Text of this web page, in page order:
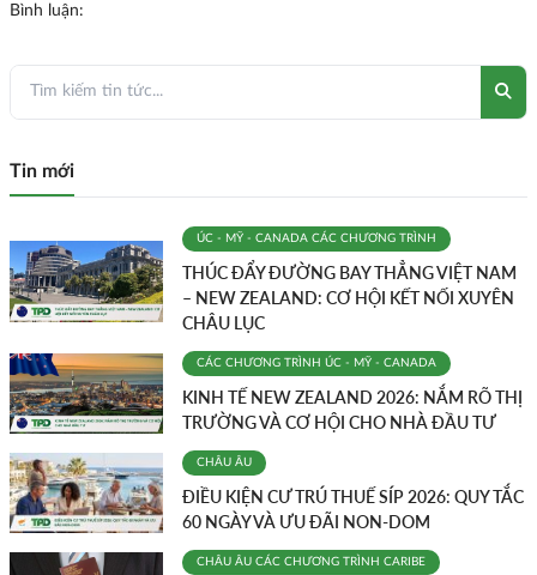
Bình luận:
Tin mới
ÚC - MỸ - CANADA CÁC CHƯƠNG TRÌNH
THÚC ĐẨY ĐƯỜNG BAY THẲNG VIỆT NAM
– NEW ZEALAND: CƠ HỘI KẾT NỐI XUYÊN
CHÂU LỤC
CÁC CHƯƠNG TRÌNH ÚC - MỸ - CANADA
KINH TẾ NEW ZEALAND 2026: NẮM RÕ THỊ
TRƯỜNG VÀ CƠ HỘI CHO NHÀ ĐẦU TƯ
CHÂU ÂU
ĐIỀU KIỆN CƯ TRÚ THUẾ SÍP 2026: QUY TẮC
60 NGÀY VÀ ƯU ĐÃI NON-DOM
CHÂU ÂU CÁC CHƯƠNG TRÌNH CARIBE